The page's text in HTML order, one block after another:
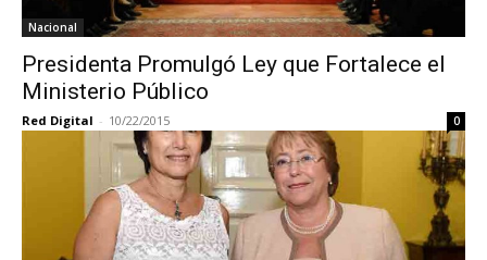
Nacional
Presidenta Promulgó Ley que Fortalece el
Ministerio Público
Red Digital - 10/22/2015 0